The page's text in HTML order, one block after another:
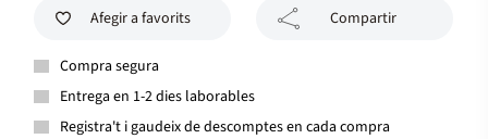
Afegir a favorits Compartir
Compra segura
Entrega en 1-2 dies laborables
Registra't i gaudeix de descomptes en cada compra